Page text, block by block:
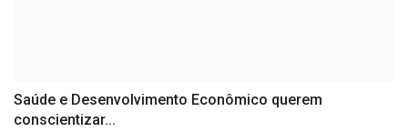
Saúde e Desenvolvimento Econômico querem
conscientizar...